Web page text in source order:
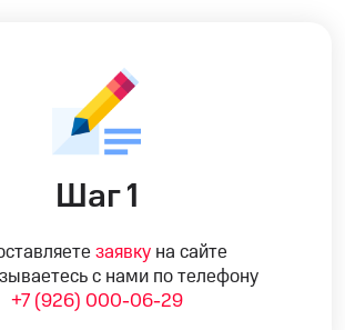
Шаг 1
заявкуна сайте
с нами по телефону
+7 (926) 000-06-29